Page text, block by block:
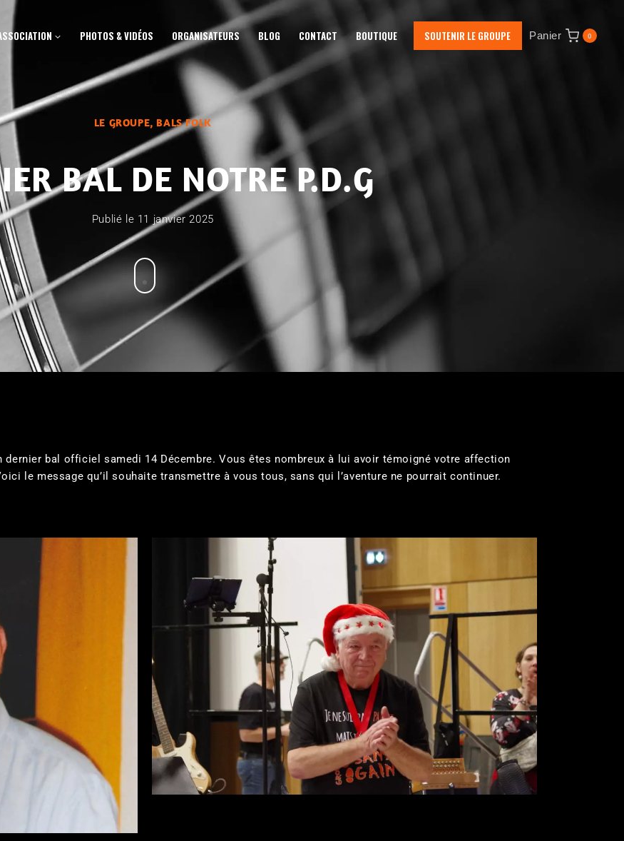
PHOTOS & VIDÉOS ORGANISATEURS BLOG CONTACT BOUTIQUE SOUTENIR LE GROUPE Panier 0
LE GROUPE, BALS FOLK
BAL DE NOTRE P.D.G
Publié le 11 janvier 2025
dernier bal officiel samedi 14 Décembre. Vous êtes nombreux à lui avoir témoigné votre affection
le message qu’il souhaite transmettre à vous tous, sans qui l’aventure ne pourrait continuer.